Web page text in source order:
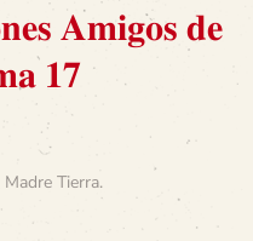
𝐀𝐦𝐢𝐠𝐨𝐬 𝐝𝐞
𝟏𝟕
Madre Tierra.